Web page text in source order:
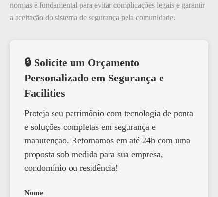
normas é fundamental para evitar complicações legais e garantir
a aceitação do sistema de segurança pela comunidade.
🔒 Solicite um Orçamento
Personalizado em Segurança e
Facilities
Proteja seu patrimônio com tecnologia de ponta
e soluções completas em segurança e
manutenção. Retornamos em até 24h com uma
proposta sob medida para sua empresa,
condomínio ou residência!
Nome